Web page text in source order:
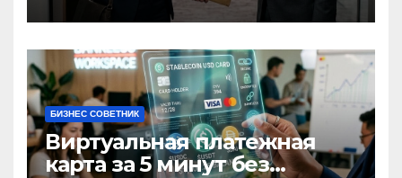
БИЗНЕС СОВЕТНИК
Виртуальная платежная
карта за 5 минут без